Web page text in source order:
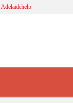
Adelaidehelp